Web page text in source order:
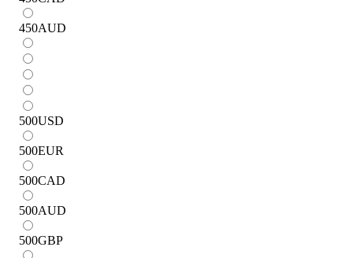
450AUD
500USD
500EUR
500CAD
500AUD
500GBP